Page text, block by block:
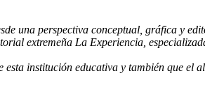
una perspectiva conceptual, gráfica y
extremeña La Experiencia,
institución educativa y también que el